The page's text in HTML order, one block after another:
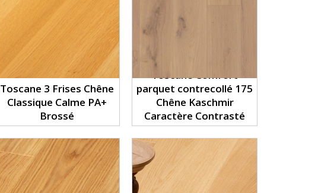
Toscane 3 Frises Chêne
Classique Calme PA+
Brossé
Toscane Comfort
parquet contrecollé 175
Chêne Kaschmir
Caractère Contrasté
PA+ Brossé